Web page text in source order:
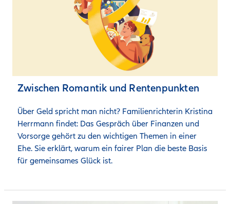
Zwischen Romantik und Rentenpunkten
Über Geld spricht man nicht? Familienrichterin Kristina
Herrmann findet: Das Gespräch über Finanzen und
Vorsorge gehört zu den wichtigen Themen in einer
Ehe. Sie erklärt, warum ein fairer Plan die beste Basis
für gemeinsames Glück ist.